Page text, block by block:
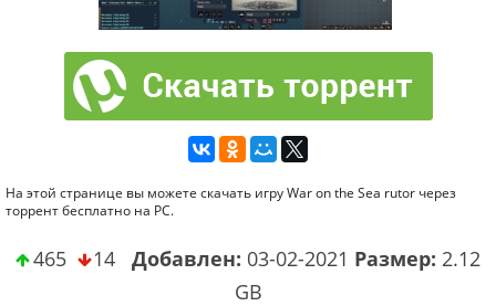
На этой странице вы можете скачать игру War on the Sea rutor через
торрент бесплатно на PC.
465 14 Добавлен: 03-02-2021 Размер: 2.12
GB